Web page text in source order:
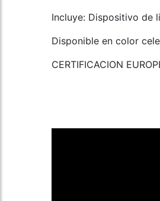
Incluye: Dispositivo de
Disponible en color
CERTIFICACION